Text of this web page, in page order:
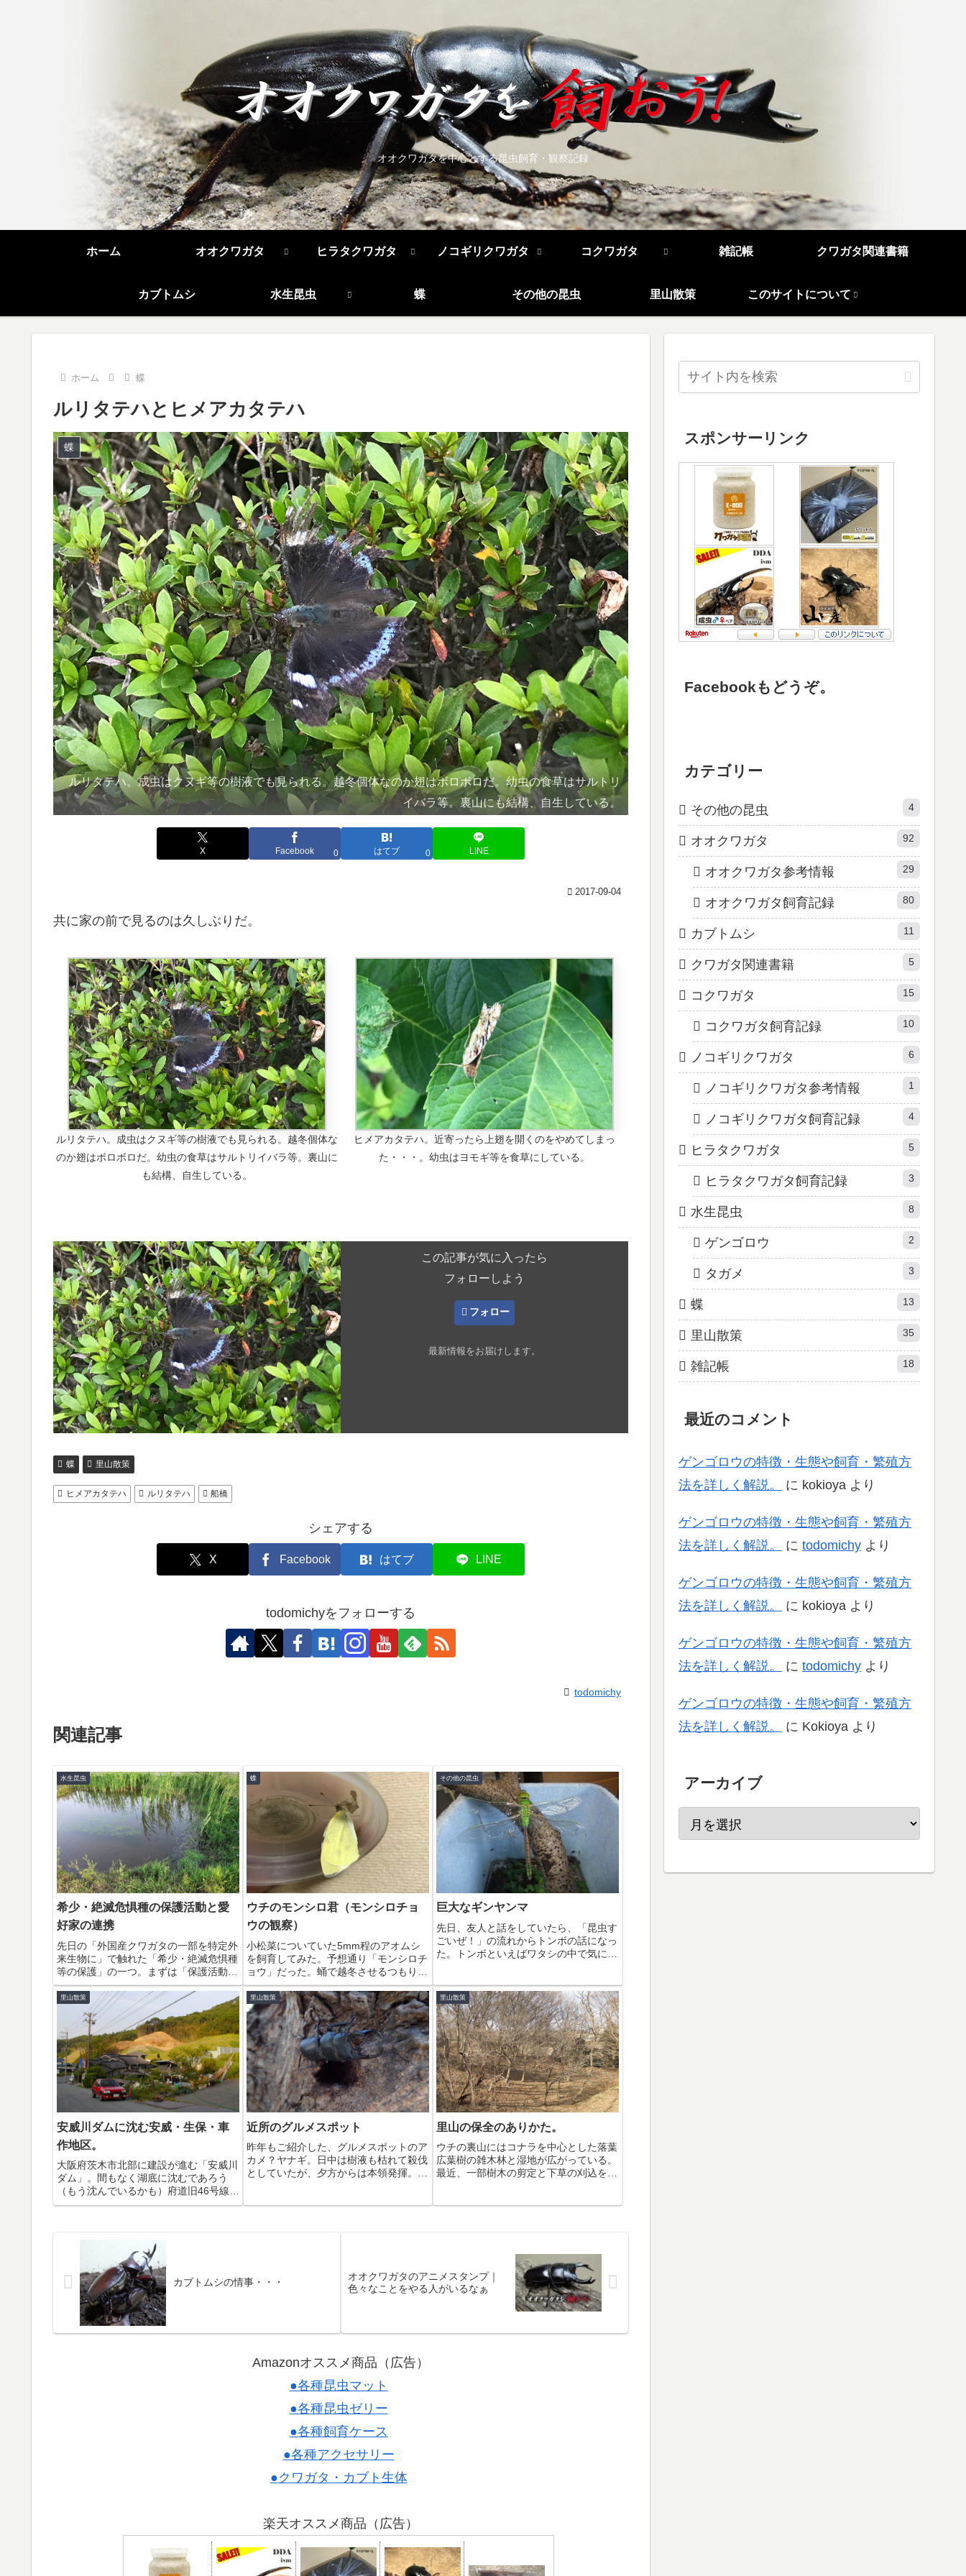
オオクワガタを中心とする昆虫飼育・観察記録
ホーム オオクワガタ ヒラタクワガタ ノコギリクワガタ コクワガタ 雑記帳 クワガタ関連書籍
カブトムシ 水生昆虫 蝶 その他の昆虫 里山散策 このサイトについて
ホーム 蝶
ルリタテハとヒメアカタテハ
蝶
ルリタテハ。成虫はクヌギ等の樹液でも見られる。越冬個体なのか翅はボロボロだ。幼虫の食草はサルトリ
イバラ等。裏山にも結構、自生している。
X Facebook 0 はてブ 0 LINE
2017-09-04
共に家の前で見るのは久しぶりだ。
ルリタテハ。成虫はクヌギ等の樹液でも見られる。越冬個体な
のか翅はボロボロだ。幼虫の食草はサルトリイバラ等。裏山に
も結構、自生している。
ヒメアカタテハ。近寄ったら上翅を開くのをやめてしまっ
た・・・。幼虫はヨモギ等を食草にしている。
この記事が気に入ったら
フォローしよう
フォロー
最新情報をお届けします。
蝶 里山散策
ヒメアカタテハ ルリタテハ 船橋
シェアする
X Facebook はてブ LINE
todomichyをフォローする
todomichy
関連記事
水生昆虫
希少・絶滅危惧種の保護活動と愛
好家の連携
先日の「外国産クワガタの一部を特定外
来生物に」で触れた「希少・絶滅危惧種
等の保護」の一つ。まずは「保護活動と
愛好家の連携」について。千葉県特産、
絶滅危惧種シャープゲンゴロウモドキ千
葉県に「シャープゲンゴロウモドキ」と
いう原始的というかちょっ...
蝶
ウチのモンシロ君（モンシロチョ
ウの観察）
小松菜についていた5mm程のアオムシ
を飼育してみた。予想通り「モンシロチ
ョウ」だった。蛹で越冬させるつもりだ
ったのだが、暖かい日が多かったことも
あるのだろう、3週間かからずに羽化
し、羽化後1週間程で星になってしまっ
た。2018-11-27：...
その他の昆虫
巨大なギンヤンマ
先日、友人と話をしていたら、「昆虫す
ごいぜ！」の流れからトンボの話になっ
た。トンボといえばワタシの中で気にな
ら、もう10年ほど前のことになる。地元
でいつもの小型ゲンゴ...
里山散策
安威川ダムに沈む安威・生保・車
作地区。
大阪府茨木市北部に建設が進む「安威川
ダム」。間もなく湖底に沈むであろう
（もう沈んでいるかも）府道旧46号線は
90年代によくプジョー205GTI 1.6で走
里山散策
近所のグルメスポット
昨年もご紹介した、グルメスポットのア
カメ？ヤナギ。日中は樹液も枯れて殺伐
としていたが、夕方からは本領発揮。コ
里山散策
里山の保全のありかた。
ウチの裏山にはコナラを中心とした落葉
広葉樹の雑木林と湿地が広がっている。
最近、一部樹木の剪定と下草の刈込をや
カブトムシの情事・・・
オオクワガタのアニメスタンプ｜
色々なことをやる人がいるなぁ
Amazonオススメ商品（広告）
●各種昆虫マット
●各種昆虫ゼリー
●各種飼育ケース
●各種アクセサリー
●クワガタ・カブト生体
楽天オススメ商品（広告）
スポンサーリンク
Facebookもどうぞ。
カテゴリー
その他の昆虫 4
オオクワガタ 92
オオクワガタ参考情報 29
オオクワガタ飼育記録 80
カブトムシ 11
クワガタ関連書籍 5
コクワガタ 15
コクワガタ飼育記録 10
ノコギリクワガタ 6
ノコギリクワガタ参考情報 1
ノコギリクワガタ飼育記録 4
ヒラタクワガタ 5
ヒラタクワガタ飼育記録 3
水生昆虫 8
ゲンゴロウ 2
タガメ 3
蝶 13
里山散策 35
雑記帳 18
最近のコメント
ゲンゴロウの特徴・生態や飼育・繁殖方
法を詳しく解説。
に kokioya より
ゲンゴロウの特徴・生態や飼育・繁殖方
法を詳しく解説。
に todomichy より
ゲンゴロウの特徴・生態や飼育・繁殖方
法を詳しく解説。
に kokioya より
ゲンゴロウの特徴・生態や飼育・繁殖方
法を詳しく解説。
に todomichy より
ゲンゴロウの特徴・生態や飼育・繁殖方
法を詳しく解説。
に Kokioya より
アーカイブ